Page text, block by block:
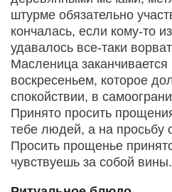
штурме обязательно
кончалась, если кому-то
удавалось все-таки
Масленица
воскресеньем, которое
спокойствии, в
Принято просить
тебе людей, а на просьбу
Просить прощенье
чувствуешь за собой вины.